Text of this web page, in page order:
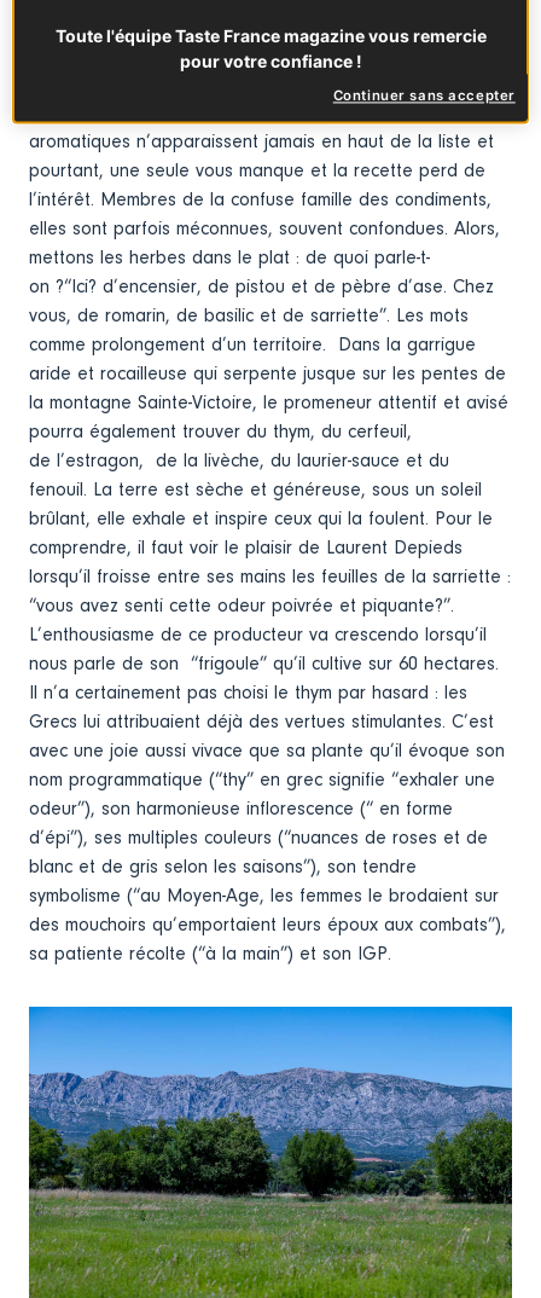
Raconter les herbes de Provence, c’est réparer une
aromatiques n’apparaissent jamais en haut de la liste et
pourtant, une seule vous manque et la recette perd de
l’intérêt. Membres de la confuse famille des condiments,
elles sont parfois méconnues, souvent confondues. Alors,
mettons les herbes dans le plat : de quoi parle-t-
on ?“Ici? d’encensier, de pistou et de pèbre d’ase. Chez
vous, de romarin, de basilic et de sarriette”. Les mots
comme prolongement d’un territoire. Dans la garrigue
aride et rocailleuse qui serpente jusque sur les pentes de
la montagne Sainte-Victoire, le promeneur attentif et avisé
pourra également trouver du thym, du cerfeuil,
de l’estragon, de la livèche, du laurier-sauce et du
fenouil. La terre est sèche et généreuse, sous un soleil
brûlant, elle exhale et inspire ceux qui la foulent. Pour le
comprendre, il faut voir le plaisir de Laurent Depieds
lorsqu’il froisse entre ses mains les feuilles de la sarriette :
“vous avez senti cette odeur poivrée et piquante?”.
L’enthousiasme de ce producteur va crescendo lorsqu’il
nous parle de son “frigoule” qu’il cultive sur 60 hectares.
Il n’a certainement pas choisi le thym par hasard : les
Grecs lui attribuaient déjà des vertues stimulantes. C’est
avec une joie aussi vivace que sa plante qu’il évoque son
nom programmatique (“thy” en grec signifie “exhaler une
odeur”), son harmonieuse inflorescence (“ en forme
d’épi”), ses multiples couleurs (“nuances de roses et de
blanc et de gris selon les saisons”), son tendre
symbolisme (“au Moyen-Age, les femmes le brodaient sur
des mouchoirs qu’emportaient leurs époux aux combats”),
sa patiente récolte (“à la main”) et son IGP.
Toute l'équipe Taste France magazine vous remercie
pour votre confiance !
Continuer sans accepter